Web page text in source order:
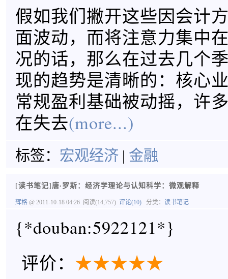
假如我们撇开这些因会计
面波动，而将注意力集中
况的话，那么在过去几个
现的趋势是清晰的：核心
常规盈利基础被动摇，许
在失去(more...)
标签： 宏观经济 | 金融
[读书笔记]唐·罗斯：经济学理论与认知科学：微观解释
辉格 @ 2011-10-18 04:26 阅读(14,757) 评论(10) 分类： 读书笔记
{*douban:5922121*}
评价： ★★★★★